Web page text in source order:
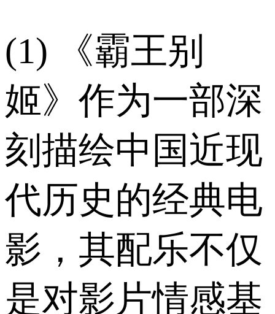
(1) 《霸王别
姬》作为一部深
刻描绘中国近现
代历史的经典电
影，其配乐不仅
是对影片情感基